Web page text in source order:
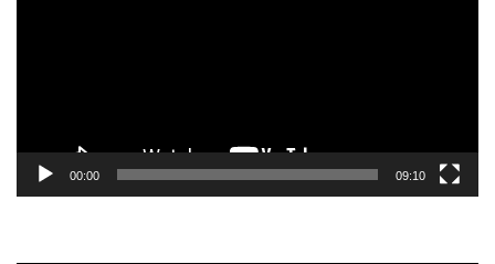
00:00 09:10